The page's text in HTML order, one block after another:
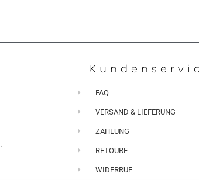
FAQ
VERSAND & LIEFERUNG
ZAHLUNG
RETOURE
WIDERRUF